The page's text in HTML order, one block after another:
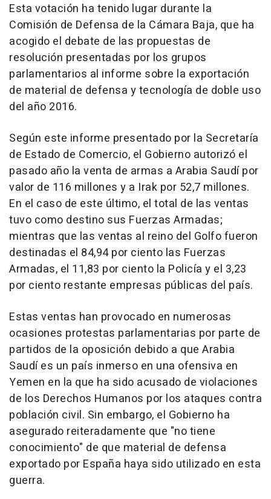
Esta votación ha tenido lugar durante la
Comisión de Defensa de la Cámara Baja, que ha
acogido el debate de las propuestas de
resolución presentadas por los grupos
parlamentarios al informe sobre la exportación
de material de defensa y tecnología de doble uso
del año 2016.
Según este informe presentado por la Secretaría
de Estado de Comercio, el Gobierno autorizó el
pasado año la venta de armas a Arabia Saudí por
valor de 116 millones y a Irak por 52,7 millones.
En el caso de este último, el total de las ventas
tuvo como destino sus Fuerzas Armadas;
mientras que las ventas al reino del Golfo fueron
destinadas el 84,94 por ciento las Fuerzas
Armadas, el 11,83 por ciento la Policía y el 3,23
por ciento restante empresas públicas del país.
Estas ventas han provocado en numerosas
ocasiones protestas parlamentarias por parte de
partidos de la oposición debido a que Arabia
Saudí es un país inmerso en una ofensiva en
Yemen en la que ha sido acusado de violaciones
de los Derechos Humanos por los ataques contra
población civil. Sin embargo, el Gobierno ha
asegurado reiteradamente que "no tiene
conocimiento" de que material de defensa
exportado por España haya sido utilizado en esta
guerra.